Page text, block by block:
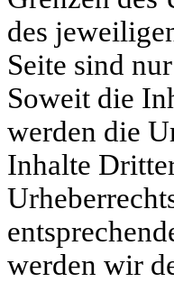
des
Seite sind
Soweit die
werden die
Inhalte
werden wir